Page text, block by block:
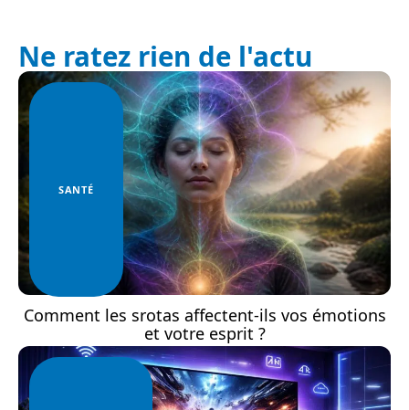
Ne ratez rien de l'actu
SANTÉ
Comment les srotas affectent-ils vos émotions
et votre esprit ?